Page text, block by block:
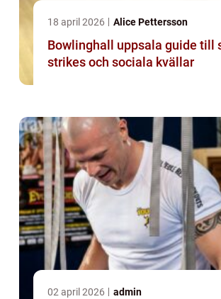
18 april 2026 Alice Pettersson
Bowlinghall uppsala guide till skratt,
strikes och sociala kvällar
02 april 2026 admin